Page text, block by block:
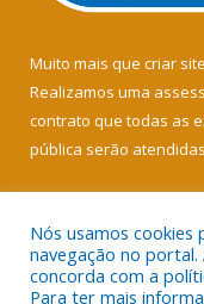
Muito mais que criar site
Realizamos uma
contrato que todas as
pública serão
Nós usamos cookies
navegação no
concorda com a
Para ter mais